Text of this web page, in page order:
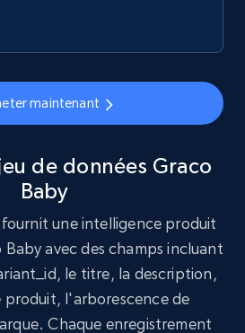
Buy Now
Product description,
Initial price, Discount,
maintenant
de données Graco
Baby
fournit une intelligence produit
avec des champs incluant
le titre, la description,
produit, l'arborescence de
Chaque enregistrement